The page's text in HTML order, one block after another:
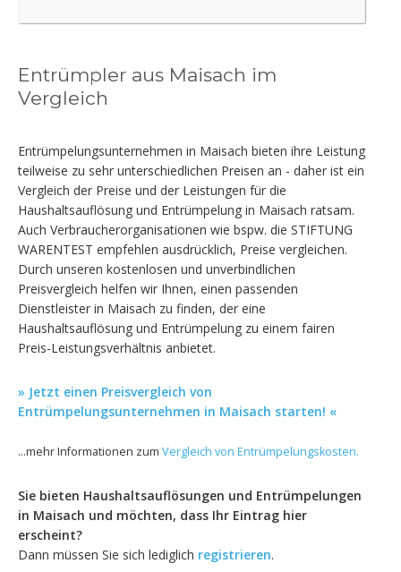
Entrümpler aus Maisach im
Vergleich
Entrümpelungsunternehmen in Maisach bieten ihre Leistung
teilweise zu sehr unterschiedlichen Preisen an - daher ist ein
Vergleich der Preise und der Leistungen für die
Haushaltsauflösung und Entrümpelung in Maisach ratsam.
Auch Verbraucherorganisationen wie bspw. die STIFTUNG
WARENTEST empfehlen ausdrücklich, Preise vergleichen.
Durch unseren kostenlosen und unverbindlichen
Preisvergleich helfen wir Ihnen, einen passenden
Dienstleister in Maisach zu finden, der eine
Haushaltsauflösung und Entrümpelung zu einem fairen
Preis-Leistungsverhältnis anbietet.
» Jetzt einen Preisvergleich von
Entrümpelungsunternehmen in Maisach starten! «
...mehr Informationen zum Vergleich von Entrümpelungskosten.
Sie bieten Haushaltsauflösungen und Entrümpelungen
in Maisach und möchten, dass Ihr Eintrag hier
erscheint?
Dann müssen Sie sich lediglich registrieren.